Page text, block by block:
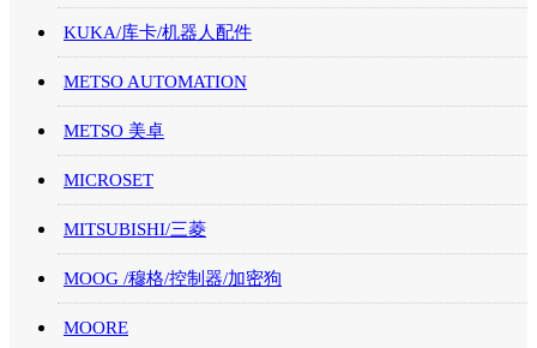
KUKA/库卡/机器人配件
METSO AUTOMATION
METSO 美卓
MICROSET
MITSUBISHI/三菱
MOOG /穆格/控制器/加密狗
MOORE